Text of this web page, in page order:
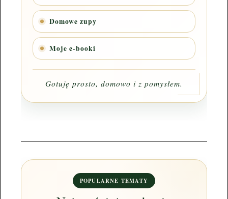
Domowe zupy
Moje e-booki
Gotuję prosto, domowo i z pomysłem.
POPULARNE TEMATY